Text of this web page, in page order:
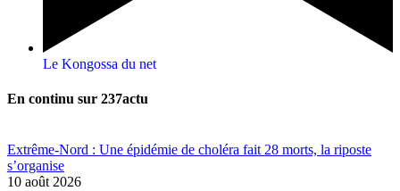
Le Kongossa du net
En continu sur 237actu
Extrême-Nord : Une épidémie de choléra fait 28 morts, la riposte
s’organise
10 août 2026